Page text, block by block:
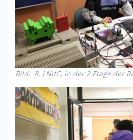
Bild: 8. LNdC, in der 2 Etage der